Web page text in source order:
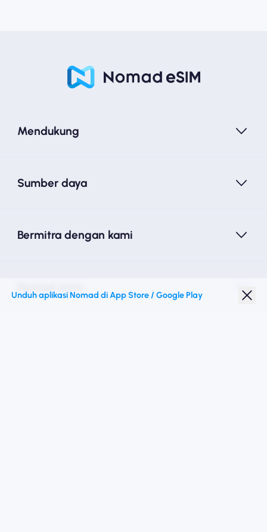
Mendukung
Sumber daya
Bermitra dengan kami
Unduh aplikasi Nomad di App Store / Google Play